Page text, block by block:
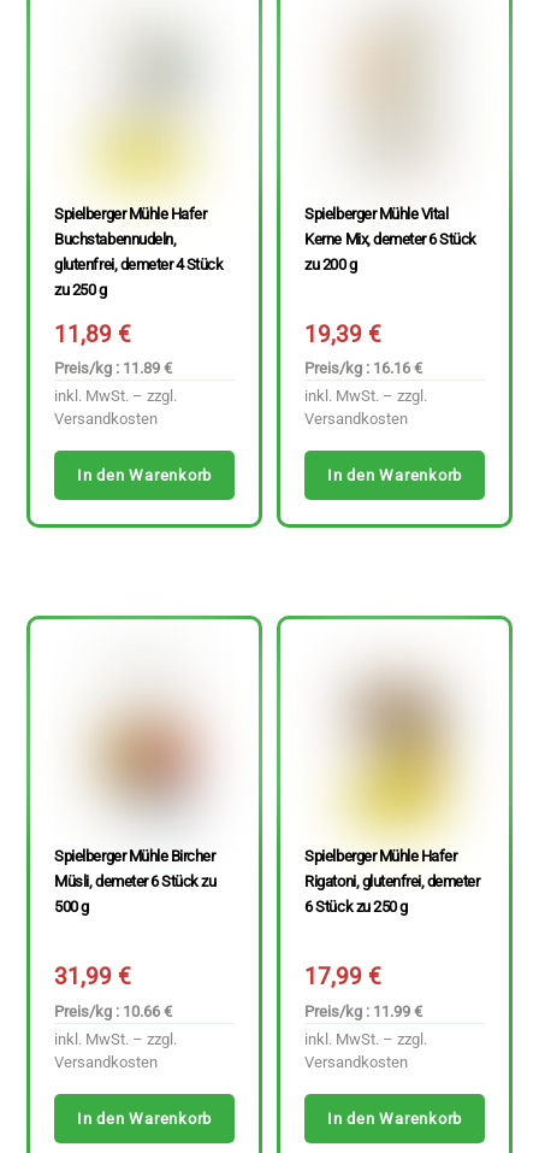
Spielberger Mühle Hafer
Buchstabennudeln,
glutenfrei, demeter 4 Stück
zu 250 g
11,89€
Preis/kg : 11.89 €
inkl. MwSt. – zzgl.
Versandkosten
In den Warenkorb
Spielberger Mühle Vital
Kerne Mix, demeter 6 Stück
zu 200 g
19,39€
Preis/kg : 16.16 €
inkl. MwSt. – zzgl.
Versandkosten
In den Warenkorb
Spielberger Mühle Bircher
Müsli, demeter 6 Stück zu
500 g
31,99€
Preis/kg : 10.66 €
inkl. MwSt. – zzgl.
Versandkosten
In den Warenkorb
Spielberger Mühle Hafer
Rigatoni, glutenfrei, demeter
6 Stück zu 250 g
17,99€
Preis/kg : 11.99 €
inkl. MwSt. – zzgl.
Versandkosten
In den Warenkorb